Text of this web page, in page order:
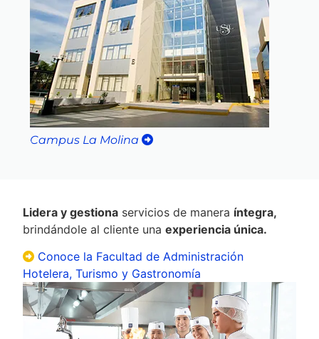
Campus La Molina
Lidera y gestiona servicios de manera íntegra,
brindándole al cliente unaexperiencia única.
Conoce la Facultad de Administración
Hotelera, Turismo y Gastronomía